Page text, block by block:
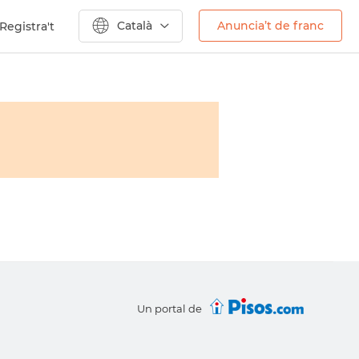
Registra't Català Anuncia’t de franc
Un portal de